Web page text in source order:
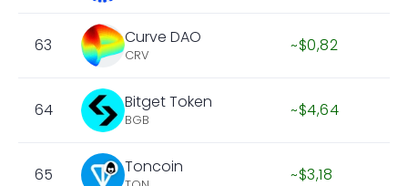
63 Curve DAO
CRV ~$0,82
64 Bitget Token
BGB ~$4,64
65 Toncoin ~$3,18